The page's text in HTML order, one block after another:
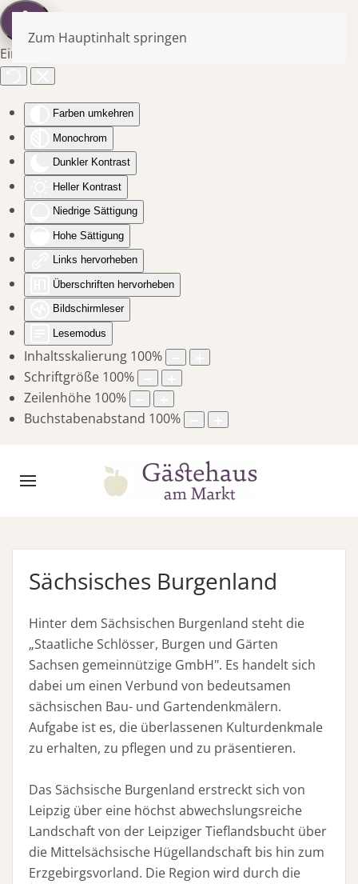
Eingabehilfen öffnen
Farben umkehren
Monochrom
Dunkler Kontrast
Heller Kontrast
Niedrige Sättigung
Hohe Sättigung
Links hervorheben
Überschriften hervorheben
Bildschirmleser
Lesemodus
Inhaltsskalierung 100%
Schriftgröße 100%
Zeilenhöhe 100%
Buchstabenabstand 100%
Zum Hauptinhalt springen
Sächsisches Burgenland
Hinter dem Sächsischen Burgenland steht die
„Staatliche Schlösser, Burgen und Gärten
Sachsen gemeinnützige GmbH". Es handelt sich
dabei um einen Verbund von bedeutsamen
sächsischen Bau- und Gartendenkmälern.
Aufgabe ist es, die überlassenen Kulturdenkmale
zu erhalten, zu pflegen und zu präsentieren.
Das Sächsische Burgenland erstreckt sich von
Leipzig über eine höchst abwechslungsreiche
Landschaft von der Leipziger Tieflandsbucht über
die Mittelsächsische Hügellandschaft bis hin zum
Erzgebirgsvorland. Die Region wird durch die